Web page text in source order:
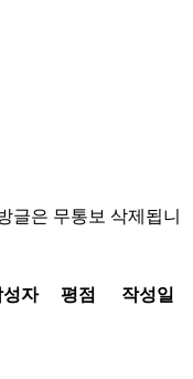
글은 무통보 삭제 됩니
성자 평점 작성일